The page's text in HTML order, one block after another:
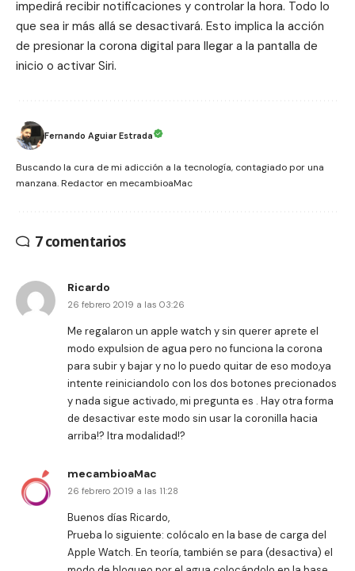
impedirá recibir notificaciones y controlar la hora. Todo lo
que sea ir más allá se desactivará. Esto implica la acción
de presionar la corona digital para llegar a la pantalla de
inicio o activar Siri.
Fernando Aguiar Estrada
Buscando la cura de mi adicción a la tecnología, contagiado por una
manzana. Redactor en mecambioaMac
7 comentarios
Ricardo
26 febrero 2019 a las 03:26
Me regalaron un apple watch y sin querer aprete el
modo expulsion de agua pero no funciona la corona
para subir y bajar y no lo puedo quitar de eso modo,ya
intente reiniciandolo con los dos botones precionados
y nada sigue activado, mi pregunta es . Hay otra forma
de desactivar este modo sin usar la coronilla hacia
arriba!? Itra modalidad!?
mecambioaMac
26 febrero 2019 a las 11:28
Buenos días Ricardo,
Prueba lo siguiente: colócalo en la base de carga del
Apple Watch. En teoría, también se para (desactiva) el